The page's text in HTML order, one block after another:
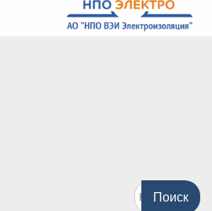
Поиск
по: